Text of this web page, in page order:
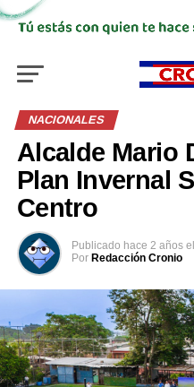
NACIONALES
Alcalde Mario
Plan Invernal
Centro
Publicado hace 2 años el
Por Redacción Cronio